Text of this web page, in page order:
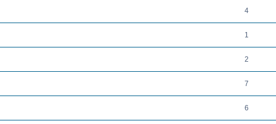
4
1
2
7
6